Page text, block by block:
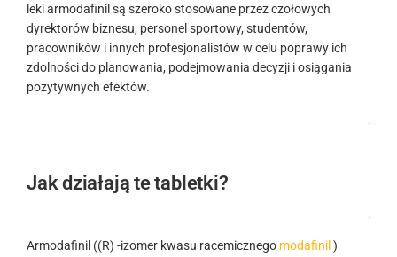
leki armodafinil są szeroko stosowane przez czołowych
dyrektorów biznesu, personel sportowy, studentów,
pracowników i innych profesjonalistów w celu poprawy ich
zdolności do planowania, podejmowania decyzji i osiągania
pozytywnych efektów.
.
.
Jak działają te tabletki?
.
Armodafinil ((R) -izomer kwasu racemicznego modafinil )